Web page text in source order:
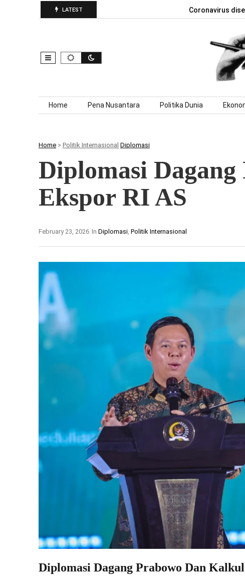
LATEST Coronavirus
Skip to content
Home Pena Nusantara Politika Dunia
Home > Politik Internasional Diplomasi
Diplomasi
Ekspor RI AS
In Diplomasi, Politik Internasional
February 23, 2026
Diplomasi Dagang Prabowo Dan